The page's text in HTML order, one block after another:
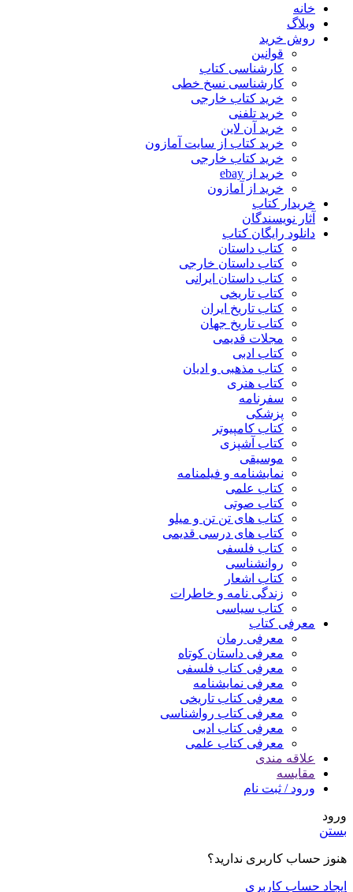
خانه
وبلاگ
روش خرید
قوانین
کارشناسی کتاب
کارشناسی نسخ خطی
خرید کتاب خارجی
خرید تلفنی
خرید آن لاین
خرید کتاب از سایت آمازون
خرید کتاب خارجی
خرید از ebay
خرید از آمازون
خریدار کتاب
آثار نویسندگان
دانلود رایگان کتاب
کتاب داستان
کتاب داستان خارجی
کتاب داستان ایرانی
کتاب تاریخی
کتاب تاریخ ایران
کتاب تاریخ جهان
مجلات قدیمی
کتاب ادبی
کتاب مذهبی و ادیان
کتاب هنری
سفرنامه
پزشکی
کتاب کامپیوتر
کتاب آشپزی
موسیقی
نمایشنامه و فیلمنامه
کتاب علمی
کتاب صوتی
کتاب های تن تن و میلو
کتاب های درسی قدیمی
کتاب فلسفی
روانشناسی
کتاب اشعار
زندگی نامه و خاطرات
کتاب سیاسی
معرفی کتاب
معرفی رمان
معرفی داستان کوتاه
معرفی کتاب فلسفی
معرفی نمایشنامه
معرفی کتاب تاریخی
معرفی کتاب رواشناسی
معرفی کتاب ادبی
معرفی کتاب علمی
علاقه مندی
مقایسه
ورود / ثبت نام
ورود
بستن
هنوز حساب کاربری ندارید؟
ایجاد حساب کاربری